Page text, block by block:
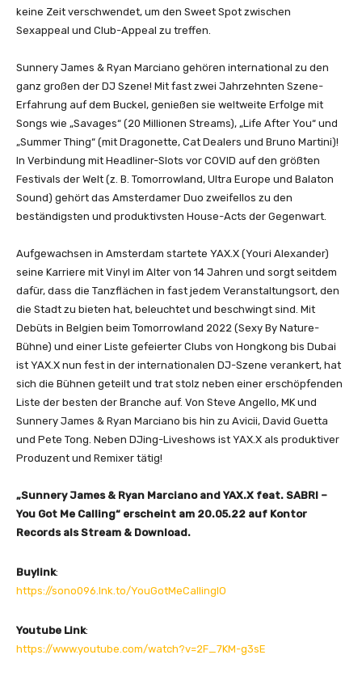
keine Zeit verschwendet, um den Sweet Spot zwischen
Sexappeal und Club-Appeal zu treffen.
Sunnery James & Ryan Marciano gehören international zu den
ganz großen der DJ Szene! Mit fast zwei Jahrzehnten Szene-
Erfahrung auf dem Buckel, genießen sie weltweite Erfolge mit
Songs wie „Savages“ (20 Millionen Streams), „Life After You“ und
„Summer Thing“ (mit Dragonette, Cat Dealers und Bruno Martini)!
In Verbindung mit Headliner-Slots vor COVID auf den größten
Festivals der Welt (z. B. Tomorrowland, Ultra Europe und Balaton
Sound) gehört das Amsterdamer Duo zweifellos zu den
beständigsten und produktivsten House-Acts der Gegenwart.
Aufgewachsen in Amsterdam startete YAX.X (Youri Alexander)
seine Karriere mit Vinyl im Alter von 14 Jahren und sorgt seitdem
dafür, dass die Tanzflächen in fast jedem Veranstaltungsort, den
die Stadt zu bieten hat, beleuchtet und beschwingt sind. Mit
Debüts in Belgien beim Tomorrowland 2022 (Sexy By Nature-
Bühne) und einer Liste gefeierter Clubs von Hongkong bis Dubai
ist YAX.X nun fest in der internationalen DJ-Szene verankert, hat
sich die Bühnen geteilt und trat stolz neben einer erschöpfenden
Liste der besten der Branche auf. Von Steve Angello, MK und
Sunnery James & Ryan Marciano bis hin zu Avicii, David Guetta
und Pete Tong. Neben DJing-Liveshows ist YAX.X als produktiver
Produzent und Remixer tätig!
„Sunnery James & Ryan Marciano and YAX.X feat. SABRI –
You Got Me Calling“ erscheint am 20.05.22 auf Kontor
Records als Stream & Download.
Buylink:
https://sono096.lnk.to/YouGotMeCallingIO
Youtube Link:
https://www.youtube.com/watch?v=2F_7KM-g3sE